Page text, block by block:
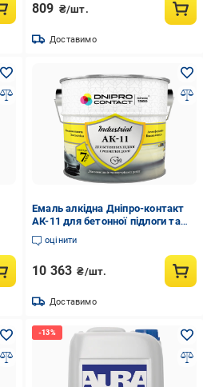
809 ₴/шт.
Доставимо
Емаль алкідна Дніпро-контакт
АК-11 для бетонної підлоги та
розмітки доріг 50 кг Сірий
(2458649679)
оцінити
10 363 ₴/шт.
Доставимо